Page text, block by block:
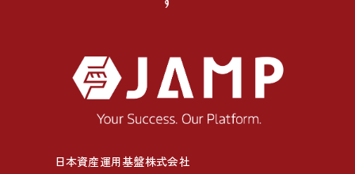
日本資産運用基盤株式会社